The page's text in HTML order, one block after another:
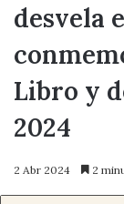
desvela
Libro y
2024
2 Abr 2024 2